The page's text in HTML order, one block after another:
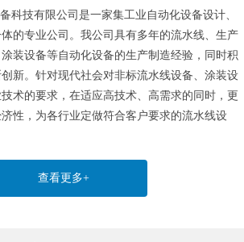
科技有限公司是一家集工业自动化设备设计、
的专业公司。我公司具有多年的流水线、生产
装设备等自动化设备的生产制造经验，同时积
新。针对现代社会对非标流水线设备、涂装设
术的要求，在适应高技术、高需求的同时，更
性，为各行业定做符合客户要求的流水线设
查看更多+